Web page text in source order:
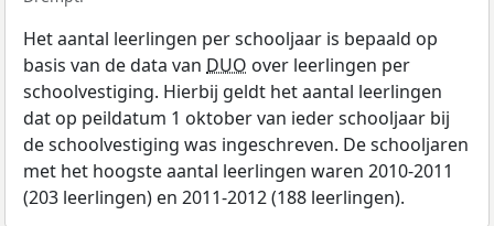
Het aantal leerlingen per schooljaar is bepaald op
basis van de data van DUO over leerlingen per
schoolvestiging. Hierbij geldt het aantal leerlingen
dat op peildatum 1 oktober van ieder schooljaar bij
de schoolvestiging was ingeschreven. De schooljaren
met het hoogste aantal leerlingen waren 2010-2011
(203 leerlingen) en 2011-2012 (188 leerlingen).